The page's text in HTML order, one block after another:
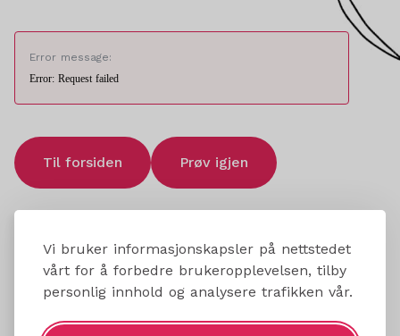
Vi bruker informasjonskapsler på nettstedet
vårt for å forbedre brukeropplevelsen, tilby
personlig innhold og analysere trafikken vår.
Error message:
Error: Request failed
Til forsiden Prøv igjen